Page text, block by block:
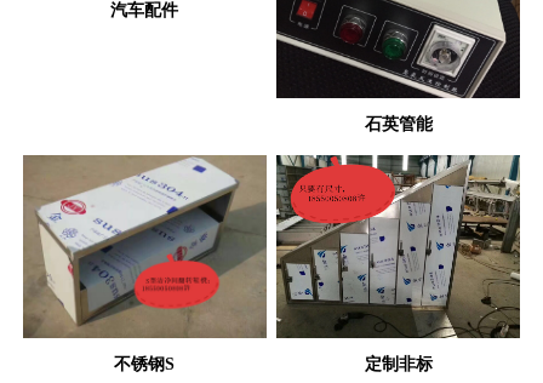
汽车配件
石英管能
不锈钢S 定制非标